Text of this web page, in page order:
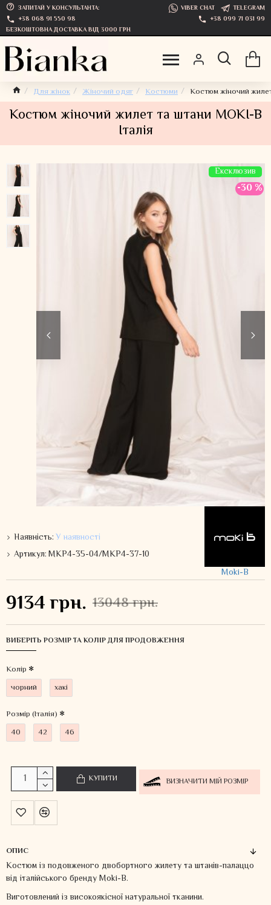
ЗАПИТАЙ У КОНСУЛЬТАНТА: VIBER CHAT
TELEGRAM
+38 068 91 550 98
+38 099 71 031 99
БЕЗКОШТОВНА ДОСТАВКА ВІД 3000 ГРН
Для жінок Жіночий одяг Костюми Костюм жіночий
Костюм жіночий жилет та штани MOKI-B
Італія
Ексклюзив
-30 %
Наявність:У наявності
Артикул:MKP4-35-04/MKP4-37-10
Moki-B
13048 грн.
9134 грн.
ВИБЕРІТЬ РОЗМІР ТА КОЛІР ДЛЯ ПРОДОВЖЕННЯ
Колiр
чорний
хакі
Розмір (Італія)
40
42 46
КУПИТИ ВИЗНАЧИТИ МІЙ РОЗМІР
ОПИС
Костюм із подовженого двобортного жилету та штанів-палаццо
від італійського бренду Moki-B.
Виготовлений із високоякісної натуральної тканини.